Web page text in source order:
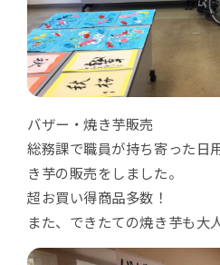
バザー・焼き芋販売
総務課で職員が持ち寄った日
き芋の販売をしました。
超お買い得商品多数！
また、できたての焼き芋も大